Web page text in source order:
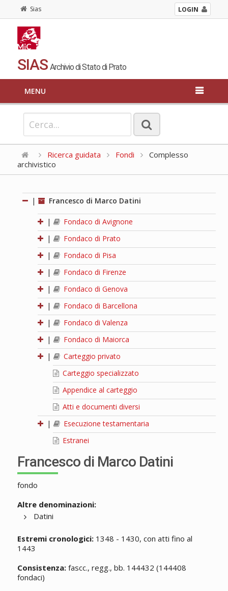
Sias LOGIN
SIAS Archivio di Stato di Prato
MENU
Ricerca guidata Fondi
Complesso
archivistico
| Francesco di Marco Datini
|
Fondaco di Avignone
|
Fondaco di Prato
|
Fondaco di Pisa
|
Fondaco di Firenze
|
Fondaco di Genova
|
Fondaco di Barcellona
|
Fondaco di Valenza
|
Fondaco di Maiorca
|
Carteggio privato
Carteggio specializzato
Appendice al carteggio
Atti e documenti diversi
|
Esecuzione testamentaria
Estranei
Francesco di Marco Datini
fondo
Altre denominazioni:
Datini
Estremi cronologici:1348 - 1430, con atti fino al
1443
Consistenza:fascc., regg., bb. 144432 (144408
fondaci)